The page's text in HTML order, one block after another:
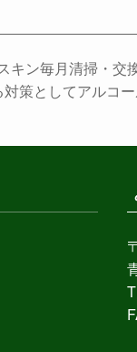
ン毎月清掃・交
策としてアルコ